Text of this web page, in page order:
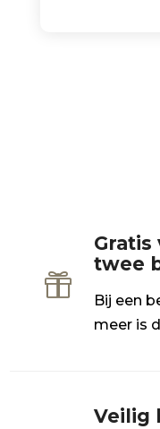

twee
Bij een
meer is
Veilig